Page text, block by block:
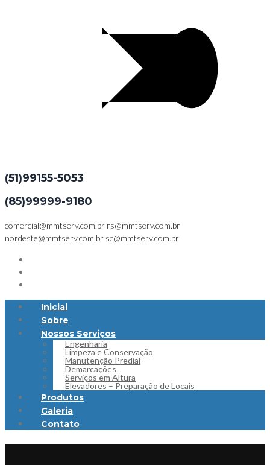
(51)99155-5053
(85)99999-9180
comercial@mmtserv.com.br rs@mmtserv.com.br
nordeste@mmtserv.com.br sc@mmtserv.com.br
Inicial
Sobre
Nossos Serviços
Engenharia
Limpeza e Conservação
Manutenção Predial
Demarcações
Serviços em Altura
Elevadores – Preparação de Locais
Produtos
Galeria
Contato